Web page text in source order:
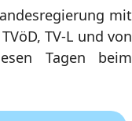
mit
TV-L und von
Tagen beim